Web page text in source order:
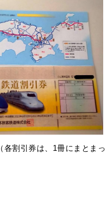
各割引券は、1冊にまとまっ